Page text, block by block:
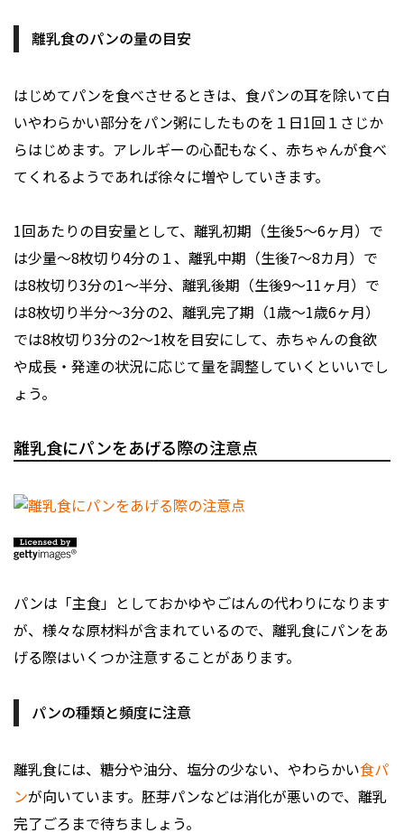
離乳食のパンの量の目安
はじめてパンを食べさせるときは、食パンの耳を除いて白
いやわらかい部分をパン粥にしたものを１日1回１さじか
らはじめます。アレルギーの心配もなく、赤ちゃんが食べ
てくれるようであれば徐々に増やしていきます。
1回あたりの目安量として、離乳初期（生後5～6ヶ月）で
は少量～8枚切り4分の１、離乳中期（生後7〜8カ月）で
は8枚切り3分の1～半分、離乳後期（生後9〜11ヶ月）で
は8枚切り半分～3分の2、離乳完了期（1歳～1歳6ヶ月）
では8枚切り3分の2～1枚を目安にして、赤ちゃんの食欲
や成長・発達の状況に応じて量を調整していくといいでし
ょう。
離乳食にパンをあげる際の注意点
パンは「主食」としておかゆやごはんの代わりになります
が、様々な原材料が含まれているので、離乳食にパンをあ
げる際はいくつか注意することがあります。
パンの種類と頻度に注意
離乳食には、糖分や油分、塩分の少ない、やわらかい食パ
ンが向いています。胚芽パンなどは消化が悪いので、離乳
完了ごろまで待ちましょう。